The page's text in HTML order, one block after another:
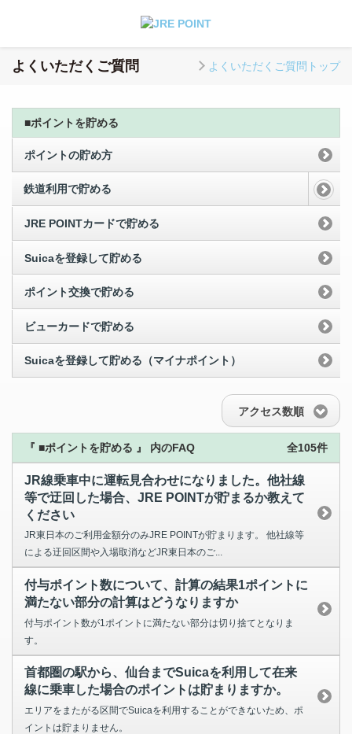
よくいただくご質問 よくいただくご質問トップ
■ポイントを貯める
ポイントの貯め方
鉄道利用で貯める
JRE POINTカードで貯める
Suicaを登録して貯める
ポイント交換で貯める
ビューカードで貯める
Suicaを登録して貯める（マイナポイント）
アクセス数順
『 ■ポイントを貯める 』 内のFAQ 全105件
JR線乗車中に運転見合わせになりました。他社線
等で迂回した場合、JRE POINTが貯まるか教えて
ください
JR東日本のご利用金額分のみJRE POINTが貯まります。 他社線等
による迂回区間や入場取消などJR東日本のご...
付与ポイント数について、計算の結果1ポイントに
満たない部分の計算はどうなりますか
付与ポイント数が1ポイントに満たない部分は切り捨てとなりま
す。
首都圏の駅から、仙台までSuicaを利用して在来
線に乗車した場合のポイントは貯まりますか。
エリアをまたがる区間でSuicaを利用することができないため、ポ
イントは貯まりません。